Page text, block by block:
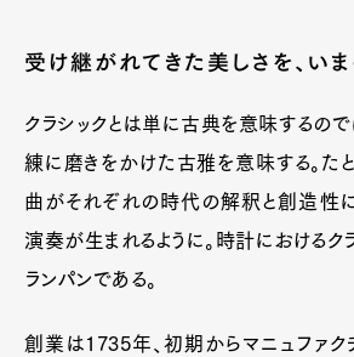
受け継がれてきた美しさを、い
クラシックとは単に古典を意味するので
練に磨きをかけた古雅を意味する。た
曲がそれぞれの時代の解釈と創造性
演奏が生まれるように。時計におけるク
ランパンである。
創業は1735年、初期からマニュファ